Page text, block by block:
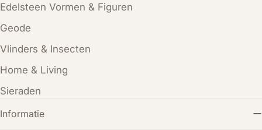
Edelsteen Vormen & Figuren
Geode
Vlinders & Insecten
Home & Living
Sieraden
Informatie